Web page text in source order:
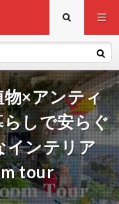
物×アンティ
しで安らぐ
インテリア
tour